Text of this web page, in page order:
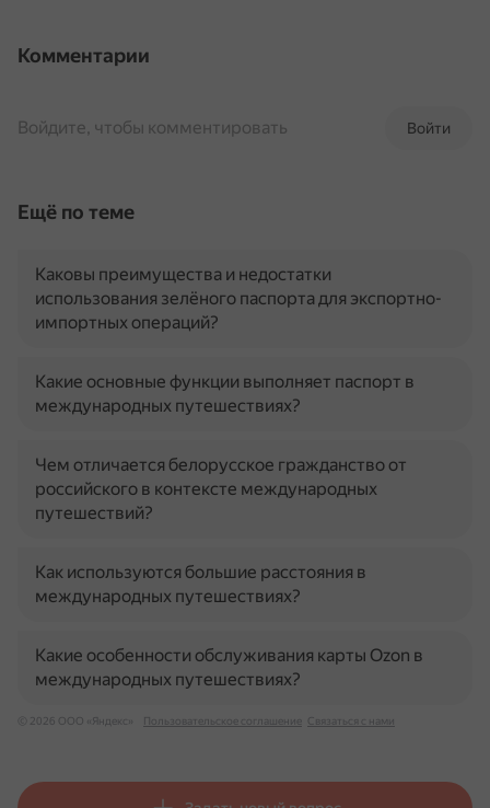
Комментарии
Войти
Войдите, чтобы комментировать
Ещё по теме
Каковы преимущества и недостатки
использования зелёного паспорта для экспортно-
импортных операций?
Какие основные функции выполняет паспорт в
международных путешествиях?
Чем отличается белорусское гражданство от
российского в контексте международных
путешествий?
Как используются большие расстояния в
международных путешествиях?
Какие особенности обслуживания карты Ozon в
международных путешествиях?
© 2026 ООО «Яндекс» Пользовательское соглашение Связаться с нами